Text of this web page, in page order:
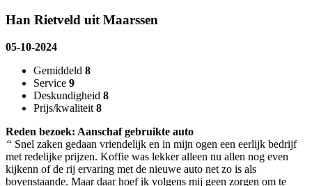
Han Rietveld uit Maarssen
05-10-2024
Gemiddeld 8
Service 9
Deskundigheid 8
Prijs/kwaliteit 8
Reden bezoek: Aanschaf gebruikte auto
“ Snel zaken gedaan vriendelijk en in mijn ogen een eerlijk bedrijf
met redelijke prijzen. Koffie was lekker alleen nu allen nog even
kijkenn of de rij ervaring met de nieuwe auto net zo is als
bovenstaande. Maar daar hoef ik volgens mij geen zorgen om te